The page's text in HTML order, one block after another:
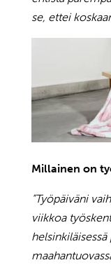
se, ettei
Millainen on
”Työpäiväni
viikkoa